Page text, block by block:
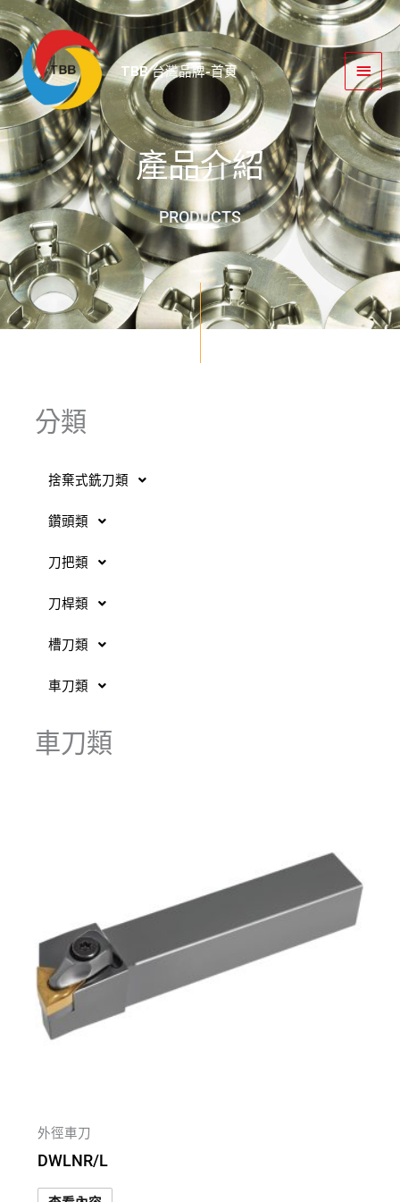
跳
至
要
內
容
TBB 台灣品牌-首頁
主
要
選
單
產品介紹
PRODUCTS
分類
捨棄式銑刀類
鑽頭類
刀把類
刀桿類
槽刀類
車刀類
車刀類
外徑車刀
DWLNR/L